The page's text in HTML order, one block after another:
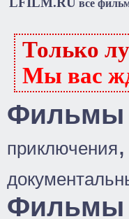
все
Только
Мы вас
Фильмы
приключения,
Фильмы